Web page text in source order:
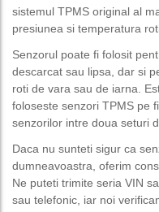
sistemul TPMS original al
presiunea si temperatura
Senzorul poate fi folosit
descarcat sau lipsa, dar si
roti de vara sau de iarna.
foloseste senzori TPMS pe
senzorilor intre doua seturi
Daca nu sunteti sigur ca
dumneavoastra, oferim
Ne puteti trimite seria VIN
sau telefonic, iar noi